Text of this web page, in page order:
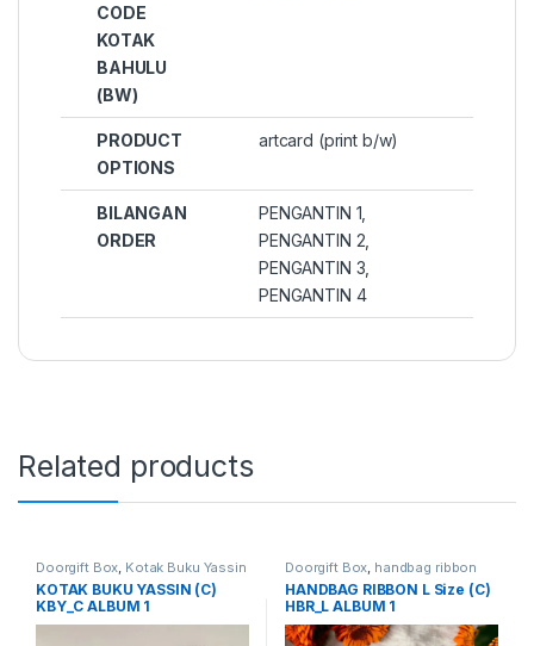
CODE
KOTAK
BAHULU
(BW)
PRODUCT
OPTIONS
artcard (print b/w)
BILANGAN
ORDER
PENGANTIN 1,
PENGANTIN 2,
PENGANTIN 3,
PENGANTIN 4
Related products
Doorgift Box, Kotak Buku Yassin
KOTAK BUKU YASSIN (C)
KBY_C ALBUM 1
Doorgift Box, handbag ribbon
large
HANDBAG RIBBON L Size (C)
HBR_L ALBUM 1